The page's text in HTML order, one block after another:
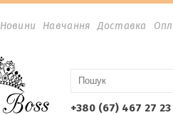
Новини Навчання Доставка
+380 (67) 467 27 23